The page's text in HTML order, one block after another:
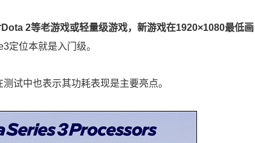
2等老游戏或轻量级游戏，新游戏在1920×1080最低画
定位本就是入门级。
试中也表示其功耗表现是主要亮点。